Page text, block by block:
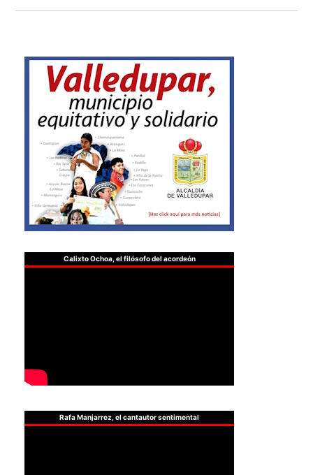
Calixto Ochoa, el filósofo del acordeón
Rafa Manjarrez, el cantautor sentimental